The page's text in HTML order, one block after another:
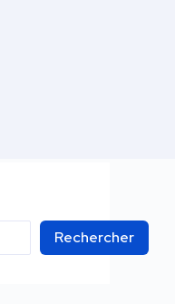
Rechercher